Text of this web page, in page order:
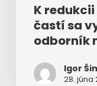
K
častí sa
odborník
Igor
28. júna